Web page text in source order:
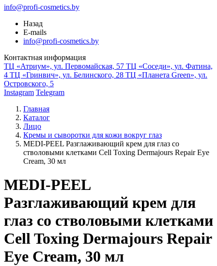
info@profi-cosmetics.by
Назад
E-mails
info@profi-cosmetics.by
Контактная информация
ТЦ «Атриум», ул. Первомайская, 57 ТЦ «Соседи», ул. Фатина,
4 ТЦ «Гринвич», ул. Белинского, 28 ТЦ «Планета Green», ул.
Островского, 5
Instagram Telegram
Главная
Каталог
Лицо
Кремы и сыворотки для кожи вокруг глаз
MEDI-PEEL Разглаживающий крем для глаз со
стволовыми клетками Cell Toxing Dermajours Repair Eye
Cream, 30 мл
MEDI-PEEL
Разглаживающий крем для
глаз со стволовыми клетками
Cell Toxing Dermajours Repair
Eye Cream, 30 мл